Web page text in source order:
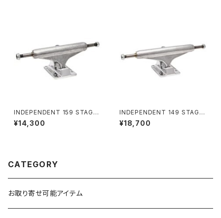
INDEPENDENT 159 STAGE
11 FORGED HOLLOW SILVE
R STANDARD SKATEBOAR
¥14,300
INDEPENDENT 149 STAGE
11 FORGED TITANIUM STA
NDARD SKATEBOARD TRU
¥18,700
CATEGORY
お取り寄せ可能アイテム